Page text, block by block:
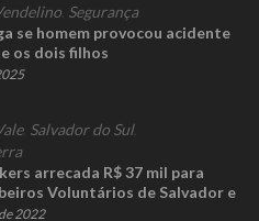
Segurança
se homem provocou acidente
os dois filhos
, Salvador do Sul,
arrecada R$ 37 mil para
Voluntários de Salvador e
2022